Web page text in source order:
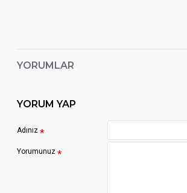
YORUMLAR
YORUM YAP
Adınız
Yorumunuz